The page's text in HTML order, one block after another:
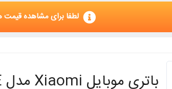
لطفا برای مشاهده قیمت